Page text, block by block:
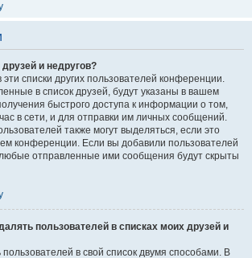
и недругов?
списки других пользователей конференции.
в список друзей, будут указаны в вашем
быстрого доступа к информации о том,
в сети, и для отправки им личных сообщений.
также могут выделяться, если это
конференции. Если вы добавили пользователей
любые отправленные ими сообщения будут скрыты
пользователей в списках моих друзей и
в свой список двумя способами. В